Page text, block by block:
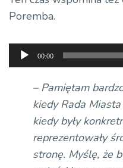
Poremba.
Odtwarzacz
plików
dźwiękowych
00:00
– Pamiętam
kiedy Rada
kiedy były
reprezentowały
stronę. Myślę, że